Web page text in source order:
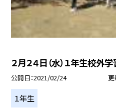
２月２４日（水）１年生校外学
公開日 2021/02/24 更
１年生